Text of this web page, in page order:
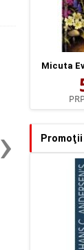
Copiii Fluturi -
›
Micuta
Promoţii